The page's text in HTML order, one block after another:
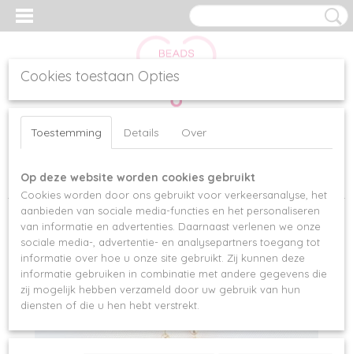
Inloggen Registreren
Home >Kettingen>KETTING "SEA COIN"
Cookies toestaan Opties
Toestemming Details Over
Op deze website worden cookies gebruikt
Cookies worden door ons gebruikt voor verkeersanalyse, het
aanbieden van sociale media-functies en het personaliseren
van informatie en advertenties. Daarnaast verlenen we onze
sociale media-, advertentie- en analysepartners toegang tot
informatie over hoe u onze site gebruikt. Zij kunnen deze
informatie gebruiken in combinatie met andere gegevens die
zij mogelijk hebben verzameld door uw gebruik van hun
diensten of die u hen hebt verstrekt.